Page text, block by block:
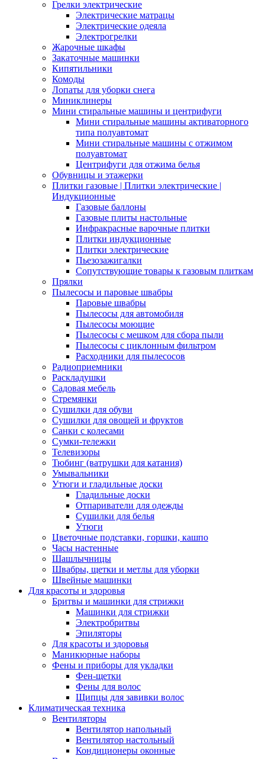
Грелки электрические
Электрические матрацы
Электрические одеяла
Электрогрелки
Жарочные шкафы
Закаточные машинки
Кипятильники
Комоды
Лопаты для уборки снега
Миниклинеры
Мини стиральные машины и центрифуги
Мини стиральные машины активаторного
типа полуавтомат
Мини стиральные машины с отжимом
полуавтомат
Центрифуги для отжима белья
Обувницы и этажерки
Плитки газовые | Плитки электрические |
Индукционные
Газовые баллоны
Газовые плиты настольные
Инфракрасные варочные плитки
Плитки индукционные
Плитки электрические
Пьезозажигалки
Сопутствующие товары к газовым плиткам
Прялки
Пылесосы и паровые швабры
Паровые швабры
Пылесосы для автомобиля
Пылесосы моющие
Пылесосы с мешком для сбора пыли
Пылесосы с циклонным фильтром
Расходники для пылесосов
Радиоприемники
Раскладушки
Садовая мебель
Стремянки
Сушилки для обуви
Сушилки для овощей и фруктов
Санки с колесами
Сумки-тележки
Телевизоры
Тюбинг (ватрушки для катания)
Умывальники
Утюги и гладильные доски
Гладильные доски
Отпариватели для одежды
Сушилки для белья
Утюги
Цветочные подставки, горшки, кашпо
Часы настенные
Шашлычницы
Швабры, щетки и метлы для уборки
Швейные машинки
Для красоты и здоровья
Бритвы и машинки для стрижки
Машинки для стрижки
Электробритвы
Эпиляторы
Для красоты и здоровья
Маникюрные наборы
Фены и приборы для укладки
Фен-щетки
Фены для волос
Щипцы для завивки волос
Климатическая техника
Вентиляторы
Вентилятор напольный
Вентилятор настольный
Кондиционеры оконные